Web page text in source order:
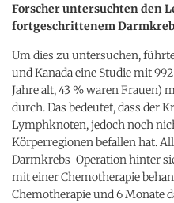
Forscher untersuchten den
fortgeschrittenem
Um dies zu untersuchen,
und Kanada eine Studie mit
Jahre alt, 43 % waren Frauen)
durch. Das bedeutet, dass der
Lymphknoten, jedoch noch
Körperregionen befallen hat.
Darmkrebs-Operation hinter
mit einer Chemotherapie
Chemotherapie und 6 Monate